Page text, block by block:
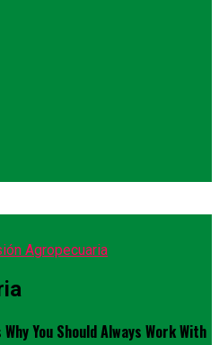
You Should Always Work With